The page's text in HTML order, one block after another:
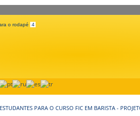
o rodapé 4
PARA O CURSO FIC EM BARISTA -